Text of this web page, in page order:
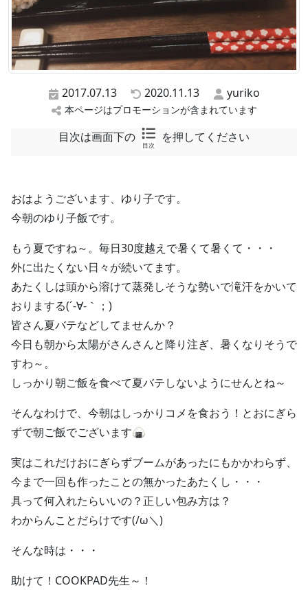
2017.07.13 2020.11.13 yuriko
本ページはプロモーションが含まれています
目次は画面下の
目次
を押してください
おはようございます、ゆり子です。
今朝のゆり子飯です。
もう夏ですね～。毎日30度越えで暑くて暑くて・・・
外に出たくない日々が続いてます。
あたくしは頭から溶けて蒸発しそうな勢いで滝汗をかいて
おりまする(´-∀-｀；)
皆さん夏バテなどしてませんか？
今日も朝から太陽がさんさんと降り注ぎ、暑くなりそうで
すわ～。
しっかり朝ご飯を食べて夏バテしないようにせんとね～
そんなわけで、今朝はしっかりコメを食おう！とおにぎら
ずで朝ご飯でございます🍙
実はこれだけおにぎらずブームがあったにもかかわらず、
今まで一回も作ったことの無かったあたくし・・・
具って何入れたらいいの？正しい包み方は？
わからんことだらけです(/ω＼)
そんな時は・・・
助けて！COOKPAD先生～！